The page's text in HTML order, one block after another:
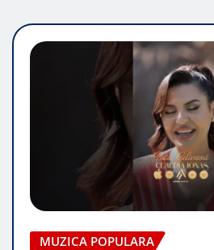
MUZICA POPULARA